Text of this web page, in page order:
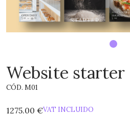
Website starter
CÓD. M01
1275.00 €VAT INCLUIDO